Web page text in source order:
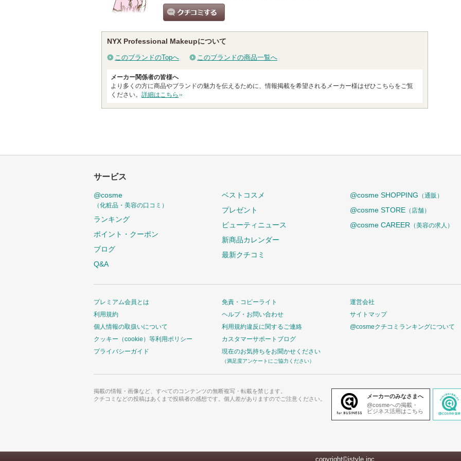
NYX Professional Makeupについて
このブランドのTopへ このブランドの商品一覧へ
メーカー関係者の皆様へ
より多くの方に商品やブランドの魅力を伝えるために、情報掲載を希望されるメーカー様はぜひこちらをご覧
ください。 詳細はこちら
サービス
@cosme
（化粧品・美容の口コミ）
ランキング
ポイント・クーポン
ブログ
Q&A
ベストコスメ
プレゼント
ビューティニュース
新商品カレンダー
最新クチコミ
@cosme SHOPPING （通販）
@cosme STORE （店舗）
@cosme CAREER （美容の求人）
プレミアム会員とは
利用規約
個人情報の取扱いについて
クッキー（cookie）等利用ポリシー
プライバシーガイド
免責・コピーライト
ヘルプ・お問い合わせ
利用規約違反に関するご連絡
カスタマーサポートブログ
現在のお気持ちをお聞かせください
（満足度アンケートにご協力ください）
運営会社
サイトマップ
@cosmeクチコミランキングについて
掲載の情報・画像など、すべてのコンテンツの無断複写・転載を禁じます。
クチコミなどの投稿はあくまで投稿者の感想です。個人差がありますのでご注意ください。
メーカーのみなさまへ
@cosmeへの掲載・
ビジネス活用はこちら
copyright©istyle,inc.